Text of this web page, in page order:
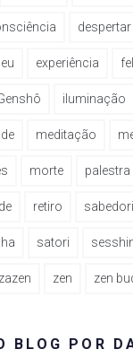
despertar
eu experiência
iluminação
meditação
morte palestra
retiro
satori
zazen zen zen
BLOG POR